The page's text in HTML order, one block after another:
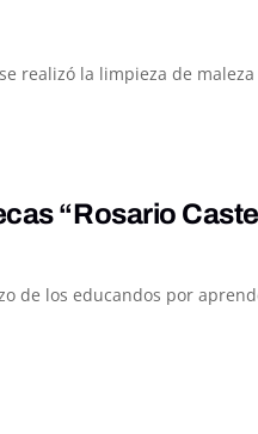
realizó la limpieza de maleza
“Rosario
de los educandos por